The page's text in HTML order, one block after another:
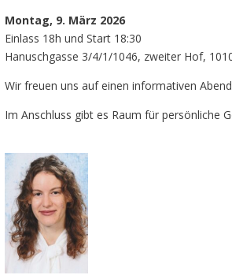
Montag, 9. März 2026
Einlass 18h und Start 18:30
Hanuschgasse 3/4/1/1046, zweiter Hof,
Wir freuen uns auf einen informativen
Im Anschluss gibt es Raum für persönliche